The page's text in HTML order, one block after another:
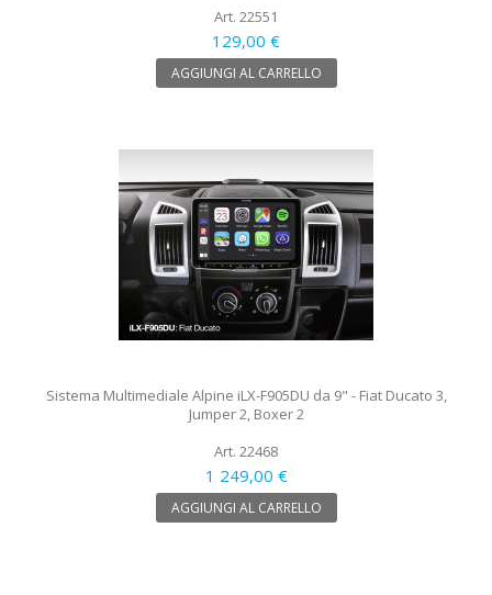
Art. 22551
129,00 €
AGGIUNGI AL CARRELLO
Sistema Multimediale Alpine iLX-F905DU da 9" - Fiat Ducato 3,
Jumper 2, Boxer 2
Art. 22468
1 249,00 €
AGGIUNGI AL CARRELLO